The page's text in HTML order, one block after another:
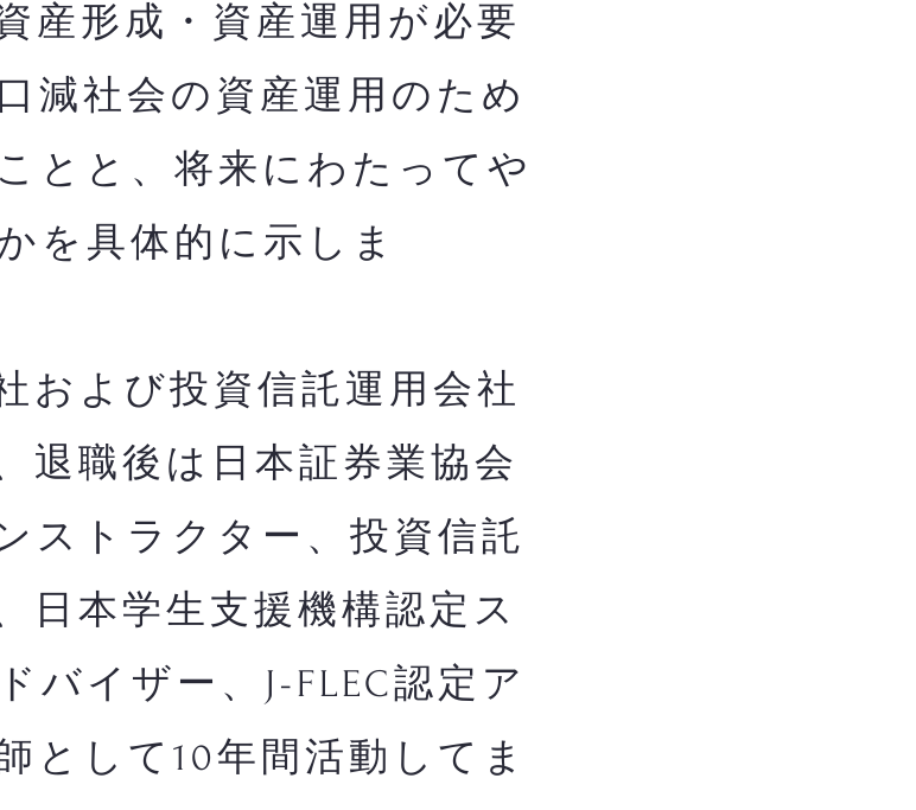
産形成・資産運用が必要
減社会の資産運用のため
とと、将来にわたってや
を​具体的に示しま
および投資信託運用会社
退職後は日本証券業協会
ストラクター、投資信託
日本学生支援機構認定ス
バイザー、J-FLEC認定ア
として10年間活動してま